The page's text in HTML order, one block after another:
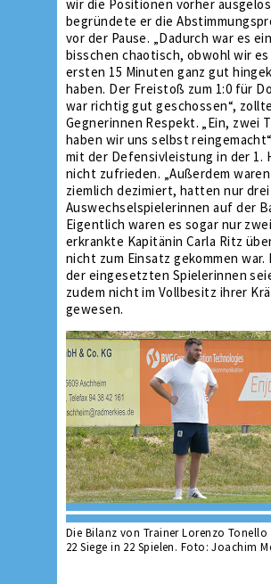
wir die Positionen vorher
begründete er die
vor der Pause. „Dadurch war es ein
bisschen chaotisch, obwohl wir es
ersten 15 Minuten ganz gut
haben. Der Freistoß zum 1:0 für
war richtig gut geschossen“,
Gegnerinnen Respekt. „Ein, zwei
haben wir uns selbst
mit der Defensivleistung in der 1.
nicht zufrieden. „Außerdem
ziemlich dezimiert, hatten nur drei
Auswechselspielerinnen auf der
Eigentlich waren es sogar nur
erkrankte Kapitänin Carla Ritz
nicht zum Einsatz gekommen war.
der eingesetzten Spielerinnen
zudem nicht im Vollbesitz ihrer
gewesen.
Die Bilanz von Trainer Lorenzo Tonello
22 Siege in 22 Spielen. Foto: Joachim